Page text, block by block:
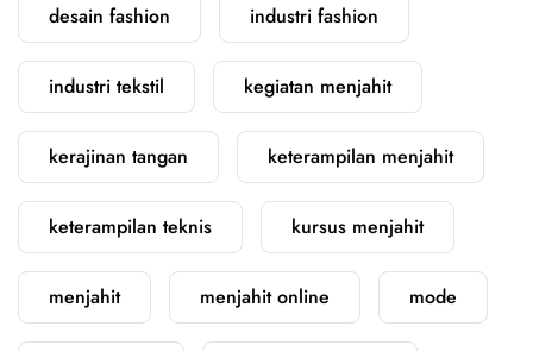
desain fashion industri fashion
industri tekstil kegiatan menjahit
kerajinan tangan keterampilan menjahit
keterampilan teknis kursus menjahit
menjahit menjahit online mode